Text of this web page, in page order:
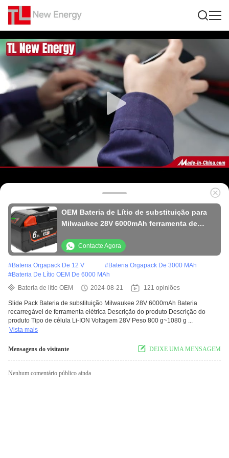
OEM Bateria de Lítio de substituição para
Milwaukee 28V 6000mAh ferramenta de
Contacte Agora
#Bateria Orgapack De 12 V #Bateria Orgapack De 3000 MAh
#Bateria De Lítio OEM De 6000 MAh
Bateria de lítio OEM
2024-08-21 121 opiniões
Slide Pack Bateria de substituição Milwaukee 28V 6000mAh Bateria
recarregável de ferramenta elétrica Descrição do produto Descrição do
produto Tipo de célula Li-ION Voltagem 28V Peso 800 g~1080 g ...
Vista mais
Mensagens do visitante DEIXE UMA MENSAGEM
Nenhum comentário público ainda